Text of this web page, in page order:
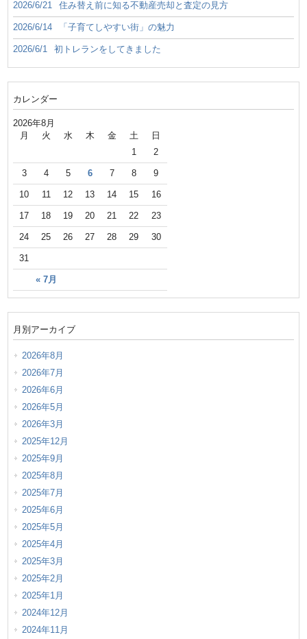
2026/6/21 住み替え前に知る不動産売却と査定の見方
2026/6/14 「子育てしやすい街」の魅力
2026/6/1 初トレランをしてきました
カレンダー
2026年8月
月 火 水 木 金 土 日
« 7月
1 2
3 4 5 6 7 8 9
10 11 12 13 14 15 16
17 18 19 20 21 22 23
24 25 26 27 28 29 30
31
月別アーカイブ
2026年8月
2026年7月
2026年6月
2026年5月
2026年3月
2025年12月
2025年9月
2025年8月
2025年7月
2025年6月
2025年5月
2025年4月
2025年3月
2025年2月
2025年1月
2024年12月
2024年11月